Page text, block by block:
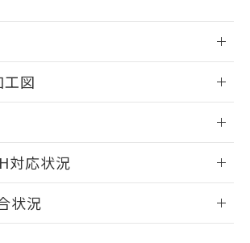
図
できます。
ログイン/会員登録
対応状況
項・凡例
状況
サービスに関するお客様との取
了承ください。
の共同利用者とは、
有証明書をダウンロードするこ
す。
指令（10物質）の非含有証明書
含有証明書（当社基準）
は発行日時点で非含有を証明す
りません。
指令のフタル酸エステル類４
では、対応完了までの期間は出
を記載しておりました。
て対応品への在庫切替を完了